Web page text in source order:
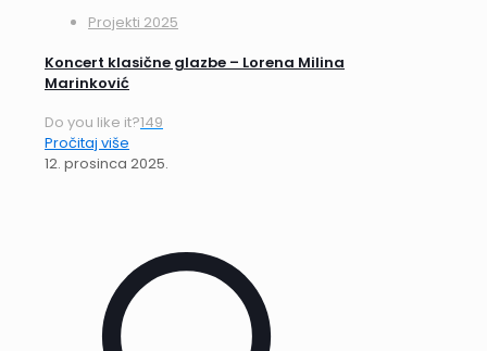
Projekti 2025
Koncert klasične glazbe – Lorena Milina
Marinković
Do you like it?149
Pročitaj više
12. prosinca 2025.